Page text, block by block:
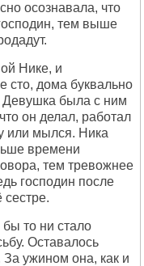
осознавала, что
тем выше
Нике, и
сто, дома буквально
Девушка была с ним
он делал, работал
или мылся. Ника
времени
тем тревожнее
господин после
сестре.
то ни стало
Оставалось
ужином она, как и